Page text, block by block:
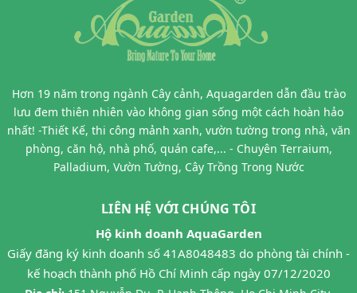
Hơn 19 năm trong ngành Cây cảnh, Aquagarden dẫn đầu trào
lưu đem thiên nhiên vào không gian sống một cách hoàn hảo
nhất! -Thiết Kế, thi công mảnh xanh, vườn tường trong nhà, văn
phòng, căn hộ, nhà phố, quán cafe,... - Chuyên Terraium,
Palladium, Vườn Tường, Cây Trồng Trong Nước
LIÊN HỆ VỚI CHÚNG TÔI
Hộ kinh doanh AquaGarden
Giấy đăng ký kinh doanh số 41A8048483 do phòng tài chính -
kế hoạch thành phố Hồ Chí Minh cấp ngày 07/12/2020